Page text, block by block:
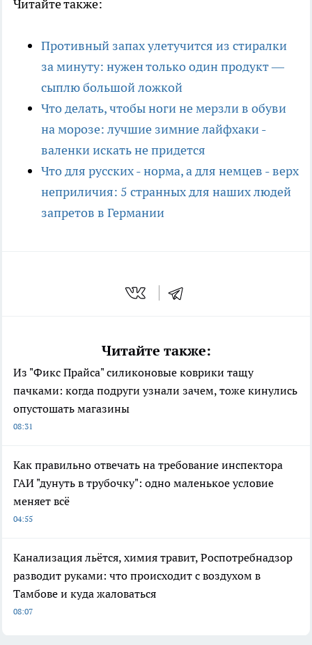
Читайте также:
Противный запах улетучится из стиралки
за минуту: нужен только один продукт —
сыплю большой ложкой
Что делать, чтобы ноги не мерзли в обуви
на морозе: лучшие зимние лайфхаки -
валенки искать не придется
Что для русских - норма, а для немцев - верх
неприличия: 5 странных для наших людей
запретов в Германии
Читайте также:
Из "Фикс Прайса" силиконовые коврики тащу
пачками: когда подруги узнали зачем, тоже кинулись
опустошать магазины
08:31
Как правильно отвечать на требование инспектора
ГАИ "дунуть в трубочку": одно маленькое условие
меняет всё
04:55
Канализация льётся, химия травит, Роспотребнадзор
разводит руками: что происходит с воздухом в
Тамбове и куда жаловаться
08:07